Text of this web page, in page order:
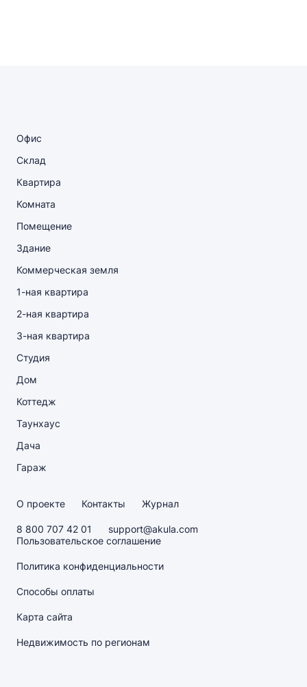
Офис
Склад
Квартира
Комната
Помещение
Здание
Коммерческая земля
1-ная квартира
2-ная квартира
3-ная квартира
Студия
Дом
Коттедж
Таунхаус
Дача
Гараж
О проекте Контакты Журнал
8 800 707 42 01
support@akula.com
Пользовательское соглашение
Политика конфиденциальности
Способы оплаты
Карта сайта
Недвижимость по регионам